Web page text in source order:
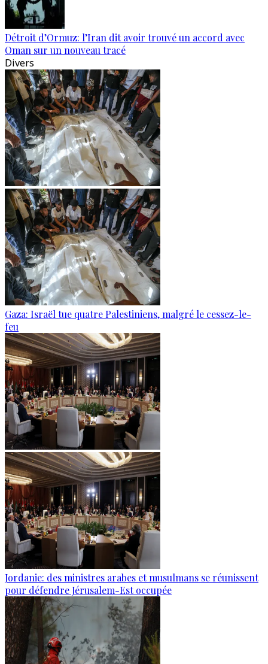
Détroit d’Ormuz: l’Iran dit avoir trouvé un accord avec
Oman sur un nouveau tracé
Divers
Gaza: Israël tue quatre Palestiniens, malgré le cessez-le-
feu
Jordanie: des ministres arabes et musulmans se réunissent
pour défendre Jérusalem-Est occupée